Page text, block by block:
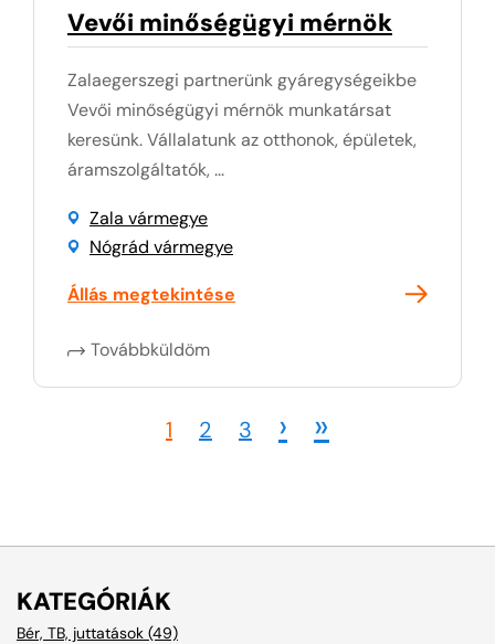
Vevői minőségügyi mérnök
Zalaegerszegi partnerünk gyáregységeikbe
Vevői minőségügyi mérnök munkatársat
keresünk. Vállalatunk az otthonok, épületek,
áramszolgáltatók, ...
Zala vármegye
Nógrád vármegye
Állás megtekintése
Továbbküldöm
1 2 3 › »
KATEGÓRIÁK
Bér, TB, juttatások (49)